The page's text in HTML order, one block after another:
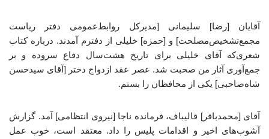
آقایان [رضا] سلیمانی [مدیرکل روابط‌عمومی دفتر ریاست
مجمع‌تشخیص‌مصلحت] و [حمزه] خلیلی از دفترم‌ آمدند. درباره کتاب
شعری‌که ‌آقای خلیلی برای تاریخ هشت‌سال دفاع سروده و بر
جمع‌آوری ‌آثار من صحبت شد. عصر عقد ازدواج دختر [آقای سیدحسن
شاه‌صاحبی] یکی از محافظان را بستم.
آقای [محمدباقر] قالیباف، فرمانده ناجا [نیروی انتظامی] آمد. گزارش
‌آشوب‌های اخیر و اقدامات پلیس را داد. معتقد است، خوب عمل‌